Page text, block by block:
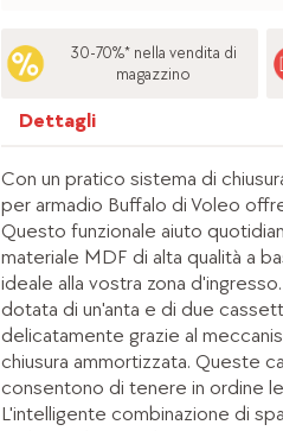
30-70%* nella vendita di
magazzino
Dettagli
Con un pratico sistema di
per armadio Buffalo di Voleo
Questo funzionale aiuto
materiale MDF di alta qualità a
ideale alla vostra zona
dotata di un'anta e di due
delicatamente grazie al
chiusura ammortizzata. Queste
consentono di tenere in ordine
L'intelligente combinazione di